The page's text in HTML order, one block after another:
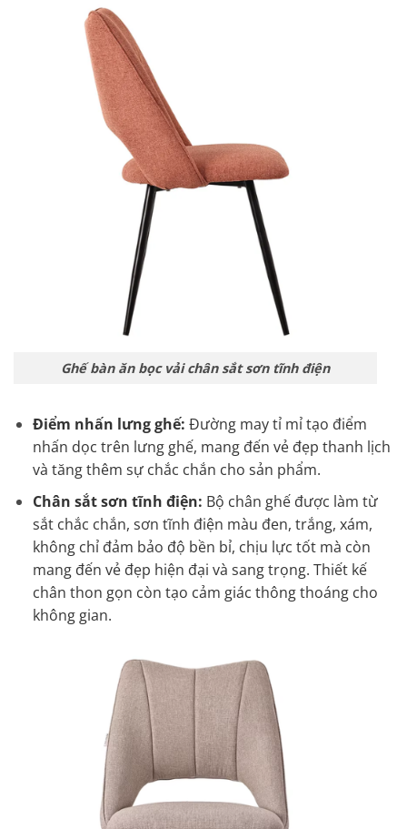
Ghế bàn ăn bọc vải chân sắt sơn tĩnh điện
Điểm nhấn lưng ghế: Đường may tỉ mỉ tạo điểm
nhấn dọc trên lưng ghế, mang đến vẻ đẹp thanh lịch
và tăng thêm sự chắc chắn cho sản phẩm.
Chân sắt sơn tĩnh điện: Bộ chân ghế được làm từ
sắt chắc chắn, sơn tĩnh điện màu đen, trắng, xám,
không chỉ đảm bảo độ bền bỉ, chịu lực tốt mà còn
mang đến vẻ đẹp hiện đại và sang trọng. Thiết kế
chân thon gọn còn tạo cảm giác thông thoáng cho
không gian.